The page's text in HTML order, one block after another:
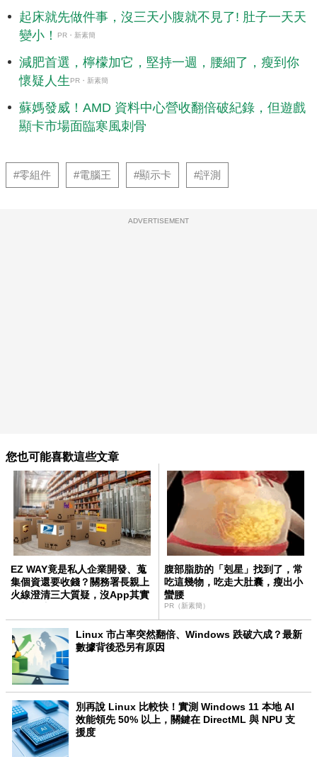
起床就先做件事，沒三天小腹就不見了! 肚子一天天
變小！
PR・新素簡
減肥首選，檸檬加它，堅持一週，腰細了，瘦到你
懷疑人生 PR・新素簡
蘇媽發威！AMD 資料中心營收翻倍破紀錄，但遊戲
顯卡市場面臨寒風刺骨
#零組件 #電腦王 #顯示卡 #評測
ADVERTISEMENT
您也可能喜歡這些文章
EZ WAY竟是私人企業開發、蒐
集個資還要收錢？關務署長親上
火線澄清三大質疑，沒App其實
腹部脂肪的「剋星」找到了，常
吃這幾物，吃走大肚囊，瘦出小
蠻腰
PR（新素簡）
Linux 市占率突然翻倍、Windows 跌破六成？最新
數據背後恐另有原因
別再說 Linux 比較快！實測 Windows 11 本地 AI
效能領先 50% 以上，關鍵在 DirectML 與 NPU 支
援度